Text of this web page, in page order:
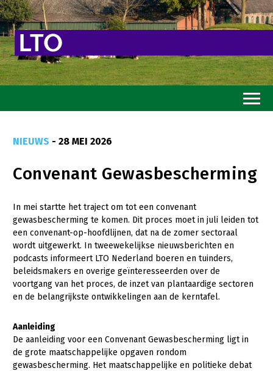
Goed eten
Sterk ondernemerschap
Transitiepaden
Thema’s
Gezonde planten
Natuur, klimaat en energie
Bodem en water
NIEUWS - 28 MEI 2026
Convenant Gewasbescherming
In mei startte het traject om tot een convenant
gewasbescherming te komen. Dit proces moet in juli leiden tot
een convenant-op-hoofdlijnen, dat na de zomer sectoraal
wordt uitgewerkt. In tweewekelijkse nieuwsberichten en
podcasts informeert LTO Nederland boeren en tuinders,
beleidsmakers en overige geïnteresseerden over de
voortgang van het proces, de inzet van plantaardige sectoren
en de belangrijkste ontwikkelingen aan de kerntafel.
Aanleiding
De aanleiding voor een Convenant Gewasbescherming ligt in
de grote maatschappelijke opgaven rondom
gewasbescherming. Het maatschappelijke en politieke debat